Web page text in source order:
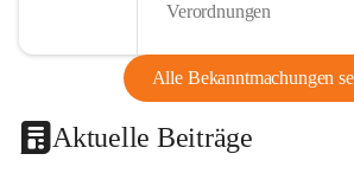
Verordnungen
Alle Bekanntmachungen
Aktuelle Beiträge